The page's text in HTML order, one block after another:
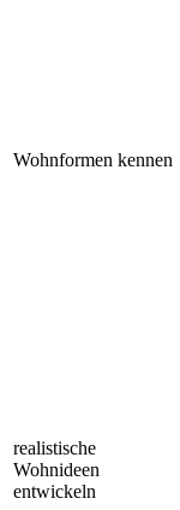
Wohnformen kennen
realistische
Wohnideen
entwickeln